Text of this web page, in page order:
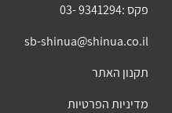
פקס :9341294 -03
sb-shinua@shinua.co.il
תקנון האתר
מדיניות הפרטיות